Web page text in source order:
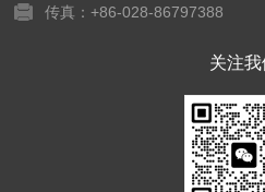
传真：+86-028-86797388
关注我